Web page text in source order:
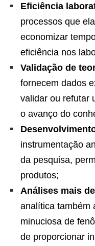
Eficiência
processos que
economizar
eficiência nos
Validação de
fornecem dados
validar ou refutar
o avanço do
instrumentação
da pesquisa,
produtos;
Análises mais
analítica também
minuciosa de
de proporcionar